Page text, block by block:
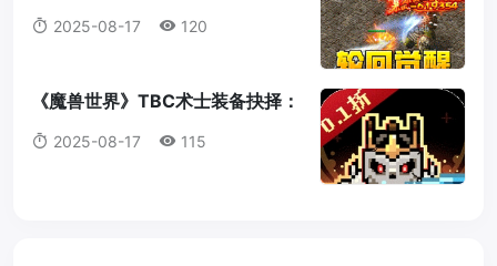
害全攻略：操作，意识与装备的完
美结合
2025-08-17 120
《魔兽世界》TBC术士装备抉择：
法打套还是T4套？这是你必须知道
的真相！
2025-08-17 115